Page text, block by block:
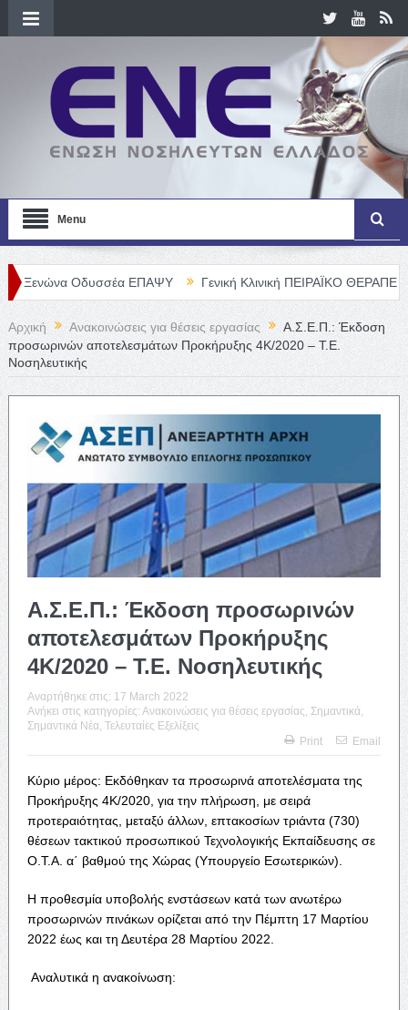
Menu
Οδυσσέα ΕΠΑΨΥ Γενική Κλινική ΠΕΙΡΑΪΚΟ ΘΕΡΑΠΕΥΤΗΡΙΟ Α.
Αρχική Ανακοινώσεις για θέσεις εργασίας
Α.Σ.Ε.Π.: Έκδοση
προσωρινών αποτελεσμάτων Προκήρυξης 4Κ/2020 – Τ.Ε.
Νοσηλευτικής
Α.Σ.Ε.Π.: Έκδοση προσωρινών
αποτελεσμάτων Προκήρυξης
4Κ/2020 – Τ.Ε. Νοσηλευτικής
Αναρτήθηκε στις: 17 March 2022
Ανήκει στις κατηγορίες: Ανακοινώσεις για θέσεις εργασίας Σημαντικά
Σημαντικά Νέα Τελευταίες Εξελίξεις
Print
Email
Κύριο μέρος: Εκδόθηκαν τα προσωρινά αποτελέσματα της
Προκήρυξης 4Κ/2020, για την πλήρωση, με σειρά
προτεραιότητας, μεταξύ άλλων, επτακοσίων τριάντα (730)
θέσεων τακτικού προσωπικού Τεχνολογικής Εκπαίδευσης σε
Ο.Τ.Α. α΄ βαθμού της Χώρας (Υπουργείο Εσωτερικών).
H προθεσμία υποβολής ενστάσεων κατά των ανωτέρω
προσωρινών πινάκων ορίζεται από την Πέμπτη 17 Μαρτίου
2022 έως και τη Δευτέρα 28 Μαρτίου 2022.
Αναλυτικά η ανακοίνωση: